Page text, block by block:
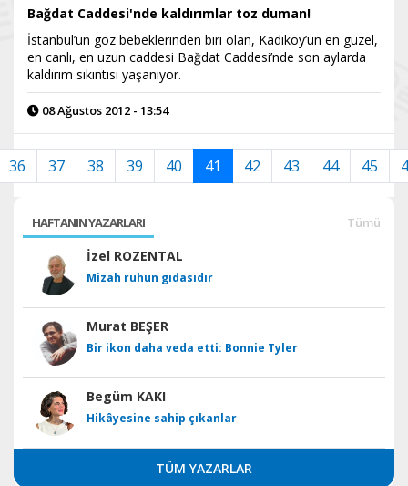
Bağdat Caddesi'nde kaldırımlar toz duman!
İstanbul’un göz bebeklerinden biri olan, Kadıköy’ün en güzel,
en canlı, en uzun caddesi Bağdat Caddesi’nde son aylarda
kaldırım sıkıntısı yaşanıyor.
08 Ağustos 2012 - 13:54
36 37 38 39 40 41 42 43 44 45
HAFTANIN YAZARLARI Tümü
İzel ROZENTAL
Mizah ruhun gıdasıdır
Murat BEŞER
Bir ikon daha veda etti: Bonnie Tyler
Begüm KAKI
Hikâyesine sahip çıkanlar
TÜM YAZARLAR